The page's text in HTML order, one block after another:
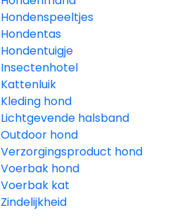
Hondenspeeltjes
Hondentas
Hondentuigje
Insectenhotel
Kattenluik
Kleding hond
Lichtgevende halsband
Outdoor hond
Verzorgingsproduct hond
Voerbak hond
Voerbak kat
Zindelijkheid